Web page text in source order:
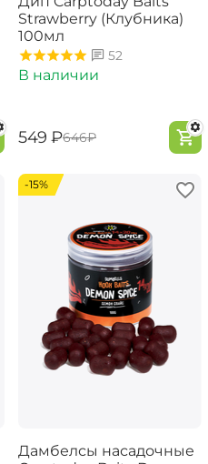
Strawberry (Клубника)
100мл
52
В наличии
‍549‍ ₽‍646‍₽
-15%
Дамбелсы насадочные